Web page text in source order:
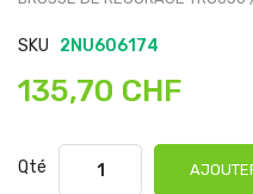
SKU 2NU606174
135,70 CHF
Qté